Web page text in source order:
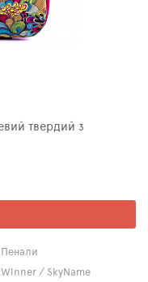
твердий з
Пенали
Winner / SkyName